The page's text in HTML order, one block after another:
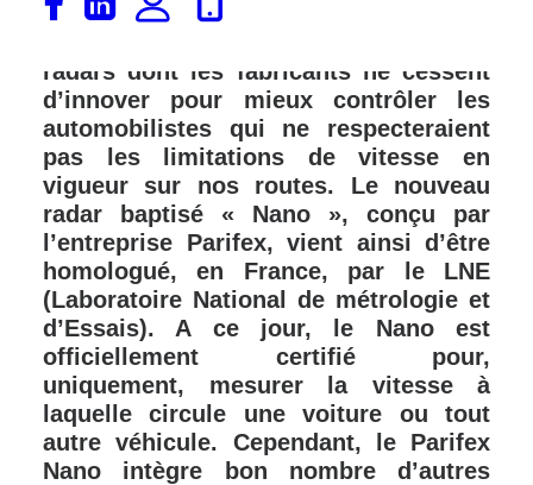
les domaines liés à la sécurité de nos
radars dont les fabricants ne cessent
d’innover pour mieux contrôler les
automobilistes qui ne respecteraient
pas les limitations de vitesse en
vigueur sur nos routes. Le nouveau
radar baptisé « Nano », conçu par
l’entreprise Parifex, vient ainsi d’être
homologué, en France, par le LNE
(Laboratoire National de métrologie et
d’Essais). A ce jour, le Nano est
officiellement certifié pour,
uniquement, mesurer la vitesse à
laquelle circule une voiture ou tout
autre véhicule. Cependant, le Parifex
Nano intègre bon nombre d’autres